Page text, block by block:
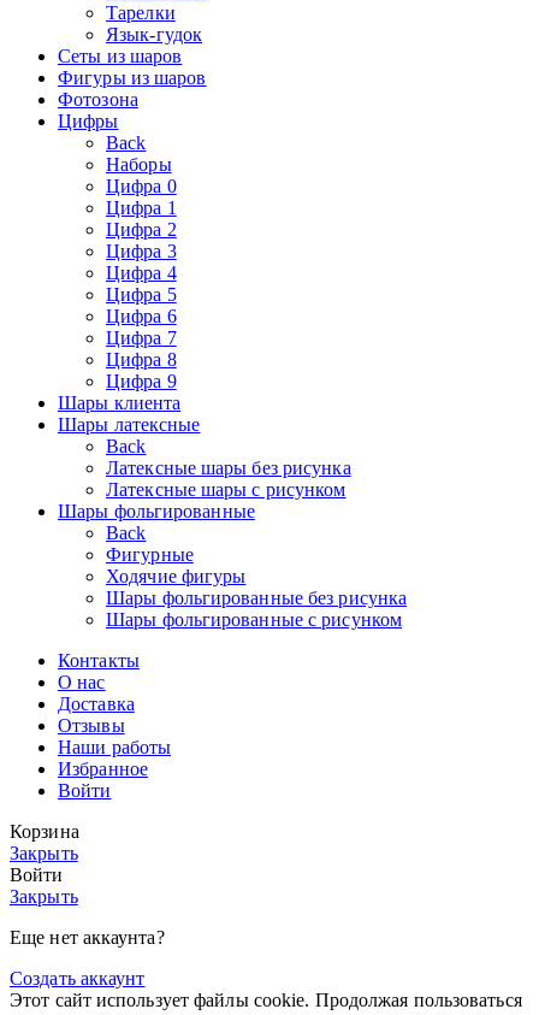
Тарелки
Язык-гудок
Сеты из шаров
Фигуры из шаров
Фотозона
Цифры
Back
Наборы
Цифра 0
Цифра 1
Цифра 2
Цифра 3
Цифра 4
Цифра 5
Цифра 6
Цифра 7
Цифра 8
Цифра 9
Шары клиента
Шары латексные
Back
Латексные шары без рисунка
Латексные шары с рисунком
Шары фольгированные
Back
Фигурные
Ходячие фигуры
Шары фольгированные без рисунка
Шары фольгированные с рисунком
Контакты
О нас
Доставка
Отзывы
Наши работы
Избранное
Войти
Корзина
Закрыть
Войти
Закрыть
Еще нет аккаунта?
Создать аккаунт
Этот сайт использует файлы cookie. Продолжая пользоваться